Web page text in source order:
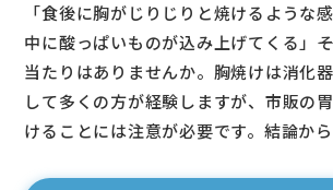
「食後に胸がじりじりと焼けるような
中に酸っぱいものが込み上げてくる」――
当たりはありませんか。胸焼けは消化
して多くの方が経験しますが、市販の
けることには注意が必要です。結論か